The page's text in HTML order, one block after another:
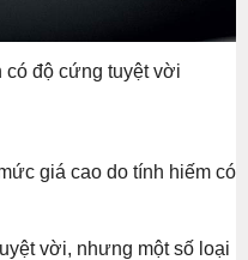
có độ cứng tuyệt vời
giá cao do tính hiếm có
vời, nhưng một số loại